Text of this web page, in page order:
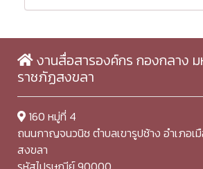
งานสื่อสารองค์กร กองกลาง
ราชภัฏสงขลา
160 หมู่ที่ 4
ถนนกาญจนวนิช ตำบลเขารูปช้าง อำเภอเ
สงขลา